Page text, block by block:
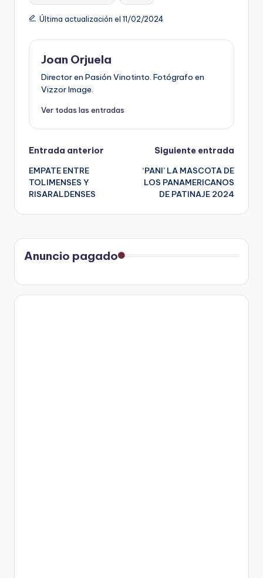
Última actualización el 11/02/2024
Joan Orjuela
Director en Pasión Vinotinto. Fotógrafo en
Vizzor Image.
Ver todas las entradas
Navegación
de
entradas
Entrada anterior
EMPATE ENTRE
TOLIMENSES Y
RISARALDENSES
Siguiente entrada
‘PANI’ LA MASCOTA DE
LOS PANAMERICANOS
DE PATINAJE 2024
Anuncio pagado